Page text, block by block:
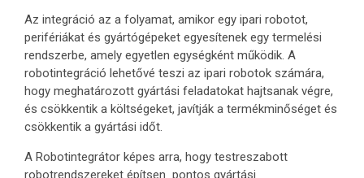
Az integráció az a folyamat, amikor egy ipari robotot,
perifériákat és gyártógépeket egyesítenek egy termelési
rendszerbe, amely egyetlen egységként működik. A
robotintegráció lehetővé teszi az ipari robotok számára,
hogy meghatározott gyártási feladatokat hajtsanak végre,
és csökkentik a költségeket, javítják a termékminőséget és
csökkentik a gyártási időt.
A Robotintegrátor képes arra, hogy testreszabott
robotrendszereket építsen pontos gyártási